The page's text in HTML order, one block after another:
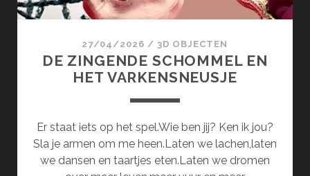
27/04/2026 /3D OBJECTEN
DE ZINGENDE SCHOMMEL EN
HET VARKENSNEUSJE
Er staat iets op het spel.Wie ben jij? Ken ik jou?
Sla je armen om me heen.Laten we lachen,laten
we dansen en taartjes eten.Laten we dromen